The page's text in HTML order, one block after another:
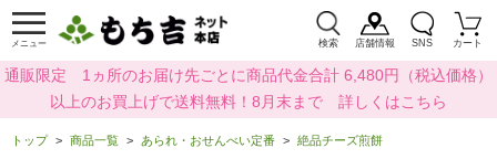
メニュー 検索 店舗情報 SNS カート
通販限定 1ヵ所のお届け先ごとに商品代金合計 6,480円（税込価格）
以上のお買上げで送料無料！8月末まで 詳しくはこちら
トップ 商品一覧 あられ・おせんべい定番 絶品チーズ煎餅